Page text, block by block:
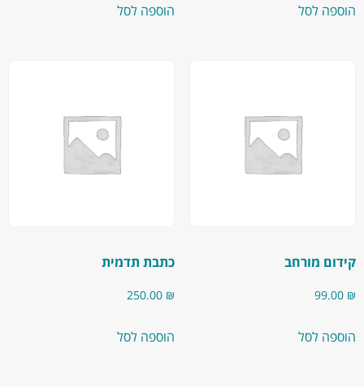
הוספה לסל הוספה לסל
קידום מורחב
99.00 ₪
הוספה לסל
כתבת תדמית
250.00 ₪
הוספה לסל